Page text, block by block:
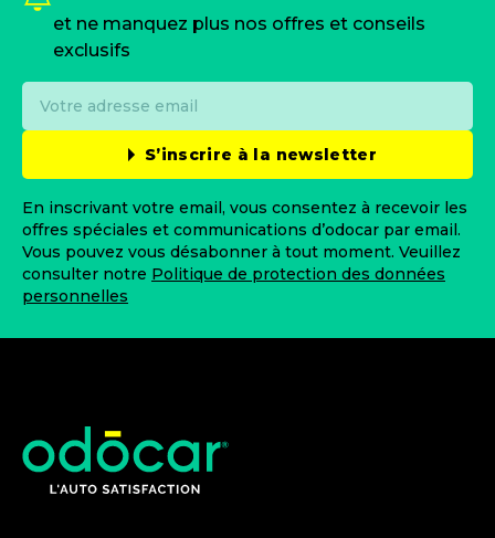
et ne manquez plus nos offres et conseils
exclusifs
S’inscrire à la newsletter
En inscrivant votre email, vous consentez à recevoir les
offres spéciales et communications d’odocar par email.
Vous pouvez vous désabonner à tout moment. Veuillez
consulter notre Politique de protection des données
personnelles